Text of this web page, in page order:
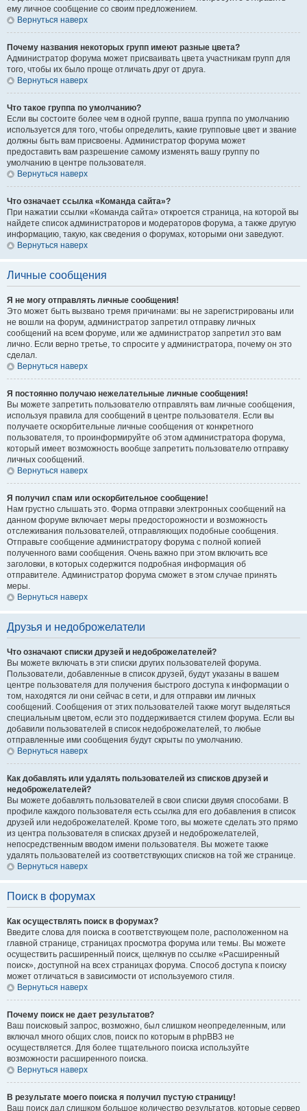
ему личное сообщение со своим предложением.
Вернуться наверх
Почему названия некоторых групп имеют разные цвета?
Администратор форума может присваивать цвета участникам групп для
того, чтобы их было проще отличать друг от друга.
Вернуться наверх
Что такое группа по умолчанию?
Если вы состоите более чем в одной группе, ваша группа по умолчанию
используется для того, чтобы определить, какие групповые цвет и звание
должны быть вам присвоены. Администратор форума может
предоставить вам разрешение самому изменять вашу группу по
умолчанию в центре пользователя.
Вернуться наверх
Что означает ссылка «Команда сайта»?
При нажатии ссылки «Команда сайта» откроется страница, на которой вы
найдете список администраторов и модераторов форума, а также другую
информацию, такую, как сведения о форумах, которыми они заведуют.
Вернуться наверх
Личные сообщения
Я не могу отправлять личные сообщения!
Это может быть вызвано тремя причинами: вы не зарегистрированы или
не вошли на форум, администратор запретил отправку личных
сообщений на всем форуме, или же администратор запретил это вам
лично. Если верно третье, то спросите у администратора, почему он это
сделал.
Вернуться наверх
Я постоянно получаю нежелательные личные сообщения!
Вы можете запретить пользователю отправлять вам личные сообщения,
используя правила для сообщений в центре пользователя. Если вы
получаете оскорбительные личные сообщения от конкретного
пользователя, то проинформируйте об этом администратора форума,
который имеет возможность вообще запретить пользователю отправку
личных сообщений.
Вернуться наверх
Я получил спам или оскорбительное сообщение!
Нам грустно слышать это. Форма отправки электронных сообщений на
данном форуме включает меры предосторожности и возможность
отслеживания пользователей, отправляющих подобные сообщения.
Отправьте сообщение администратору форума с полной копией
полученного вами сообщения. Очень важно при этом включить все
заголовки, в которых содержится подробная информация об
отправителе. Администратор форума сможет в этом случае принять
меры.
Вернуться наверх
Друзья и недоброжелатели
Что означают списки друзей и недоброжелателей?
Вы можете включать в эти списки других пользователей форума.
Пользователи, добавленные в список друзей, будут указаны в вашем
центре пользователя для получения быстрого доступа к информации о
том, находятся ли они сейчас в сети, и для отправки им личных
сообщений. Сообщения от этих пользователей также могут выделяться
специальным цветом, если это поддерживается стилем форума. Если вы
добавили пользователей в список недоброжелателей, то любые
отправленные ими сообщения будут скрыты по умолчанию.
Вернуться наверх
Как добавлять или удалять пользователей из списков друзей и
недоброжелателей?
Вы можете добавлять пользователей в свои списки двумя способами. В
профиле каждого пользователя есть ссылка для его добавления в список
друзей или недоброжелателей. Кроме того, вы можете сделать это прямо
из центра пользователя в списках друзей и недоброжелателей,
непосредственным вводом имени пользователя. Вы можете также
удалять пользователей из соответствующих списков на той же странице.
Вернуться наверх
Поиск в форумах
Как осуществлять поиск в форумах?
Введите слова для поиска в соответствующем поле, расположенном на
главной странице, страницах просмотра форума или темы. Вы можете
осуществить расширенный поиск, щелкнув по ссылке «Расширенный
поиск», доступной на всех страницах форума. Способ доступа к поиску
может отличаться в зависимости от используемого стиля.
Вернуться наверх
Почему поиск не дает результатов?
Ваш поисковый запрос, возможно, был слишком неопределенным, или
включал много общих слов, поиск по которым в phpBB3 не
осуществляется. Для более тщательного поиска используйте
возможности расширенного поиска.
Вернуться наверх
В результате моего поиска я получил пустую страницу!
Ваш поиск дал слишком большое количество результатов, которые сервер